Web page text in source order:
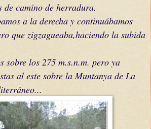
de camino de herradura.
a la derecha y continuábamos
que zigzagueaba,haciendo la subida
sobre los 275 m.s.n.m. pero ya
al este sobre la Muntanya de La